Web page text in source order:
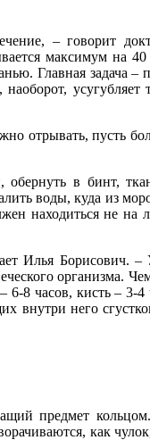
– говорит
максимум на
Главная задача –
усугубляет
отрывать, пусть
обернуть в бинт,
воды, куда из
находиться не на
Илья Борисович. –
организма.
6-8 часов, кисть – 3-
внутри него
предмет
как